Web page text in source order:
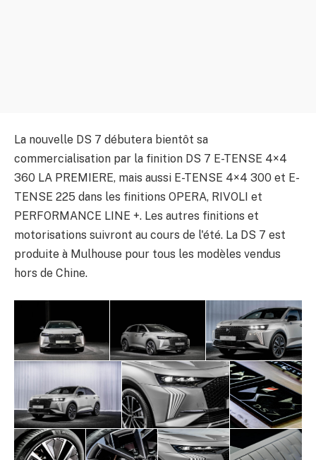
La nouvelle DS 7 débutera bientôt sa
commercialisation par la finition DS 7 E-TENSE 4×4
360 LA PREMIERE, mais aussi E-TENSE 4×4 300 et E-
TENSE 225 dans les finitions OPERA, RIVOLI et
PERFORMANCE LINE +. Les autres finitions et
motorisations suivront au cours de l'été. La DS 7 est
produite à Mulhouse pour tous les modèles vendus
hors de Chine.